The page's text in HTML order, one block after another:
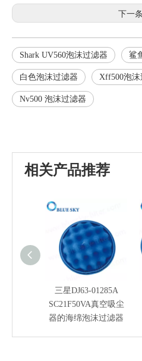
下一
Shark UV560泡沫过滤器 鲨
白色泡沫过滤器 Xff500泡沫
Nv500 泡沫过滤器
相关产品推荐
三星DJ63-01285A
SC21F50VA真空吸尘
器的海绵泡沫过滤器